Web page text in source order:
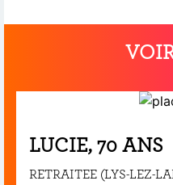
LUCIE, 70 ANS
RETRAITEE (LYS-LEZ-